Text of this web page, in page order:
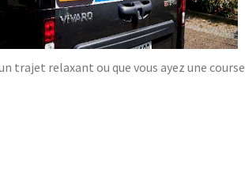
trajet relaxant ou que vous ayez une course